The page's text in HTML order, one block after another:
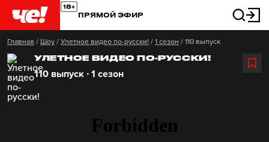
ПРЯМОЙ ЭФИР
Главная / Шоу / Улетное видео по-русски! / 1 сезон / 110 выпуск
УЛЕТНОЕ ВИДЕО ПО-РУССКИ!
110 выпуск ∙ 1 сезон